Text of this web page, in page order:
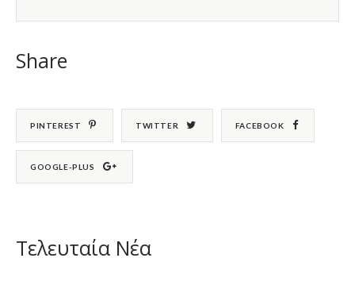
Share
PINTEREST TWITTER FACEBOOK
GOOGLE-PLUS
Τελευταία Νέα